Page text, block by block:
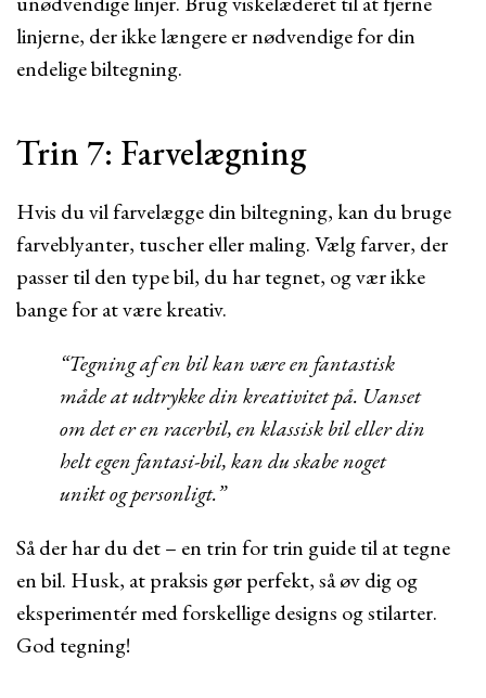
linjerne, der ikke længere er nødvendige for din
endelige biltegning.
Trin 7: Farvelægning
Hvis du vil farvelægge din biltegning, kan du bruge
farveblyanter, tuscher eller maling. Vælg farver, der
passer til den type bil, du har tegnet, og vær ikke
bange for at være kreativ.
“Tegning af en bil kan være en fantastisk
måde at udtrykke din kreativitet på. Uanset
om det er en racerbil, en klassisk bil eller din
helt egen fantasi-bil, kan du skabe noget
unikt og personligt.”
Så der har du det – en trin for trin guide til at tegne
en bil. Husk, at praksis gør perfekt, så øv dig og
eksperimentér med forskellige designs og stilarter.
God tegning!